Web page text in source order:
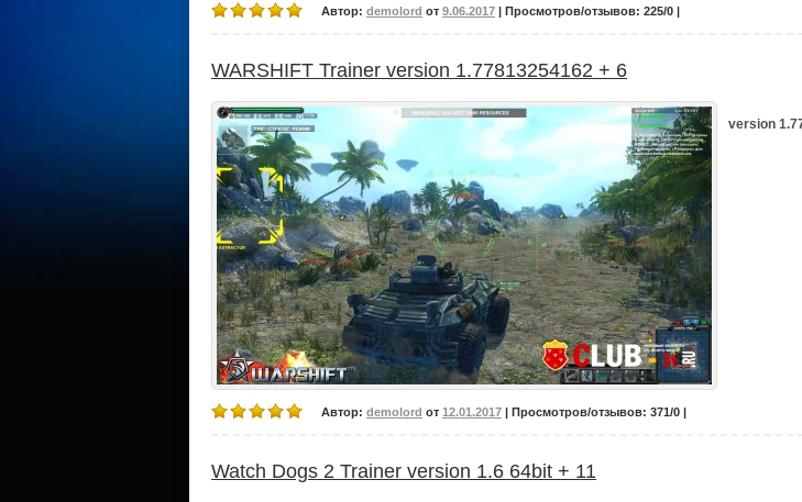
Автор: demolord от 9.06.2017 | Просмотров/отзывов: 225/0 |
WARSHIFT Trainer version 1.77813254162 + 6
version
Автор: demolord от 12.01.2017 | Просмотров/отзывов: 371/0 |
Watch Dogs 2 Trainer version 1.6 64bit + 11